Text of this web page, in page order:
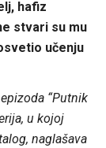
hafiz
stvari su mu
učenju
“Putnik
u kojoj
naglašava